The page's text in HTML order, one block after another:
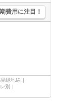
費用に注目！
緑地線
別